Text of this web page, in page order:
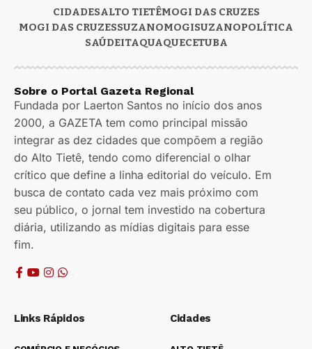
CIDADESALTO TIETÊMOGI DAS CRUZES
MOGI DAS CRUZESSUZANOMOGISUZANOPOLÍTICA
SAÚDEITAQUAQUECETUBA
Sobre o Portal Gazeta Regional
Fundada por Laerton Santos no início dos anos
2000, a GAZETA tem como principal missão
integrar as dez cidades que compõem a região
do Alto Tietê, tendo como diferencial o olhar
crítico que define a linha editorial do veículo. Em
busca de contato cada vez mais próximo com
seu público, o jornal tem investido na cobertura
diária, utilizando as mídias digitais para esse
fim.
Links Rápidos Cidades